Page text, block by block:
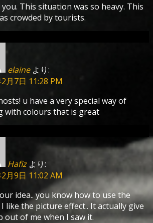
This situation was so heavy. This
crowded by tourists.
elaine より:
月7日 11:28 PM
u have a very special way of
with colours that is great
Hafiz より:
月9日 11:02 AM
idea.. you know how to use the
like the picture effect.. It actually give
out of me when I saw it.